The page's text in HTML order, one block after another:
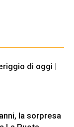
di oggi |
la sorpresa